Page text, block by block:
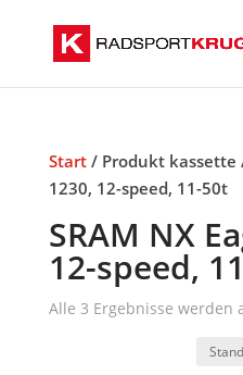
Start/ Produkt kassette /
1230, 12-speed, 11-50t
SRAM NX
12-speed,
Alle 3 Ergebnisse werden